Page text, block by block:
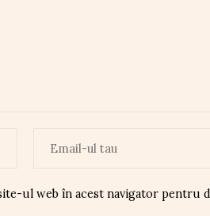
ul web în acest navigator pentru